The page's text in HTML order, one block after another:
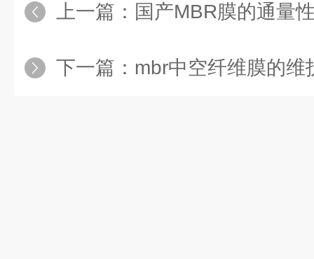
上一篇： 国产MBR膜的通量
下一篇： mbr中空纤维膜的维